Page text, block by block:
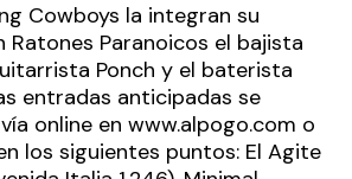
Cowboys la integran su
Ratones Paranoicos el bajista
Ponch y el baterista
entradas anticipadas se
online en www.alpogo.com o
los siguientes puntos: El Agite